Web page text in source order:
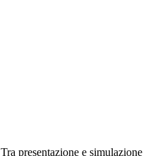
Tra presentazione e simulazione